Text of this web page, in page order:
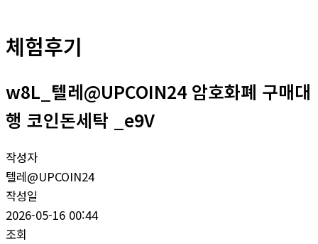
체험후기
w8L_텔레@UPCOIN24 암호화폐 구매대
행 코인돈세탁 _e9V
작성자
텔레@UPCOIN24
작성일
2026-05-16 00:44
조회